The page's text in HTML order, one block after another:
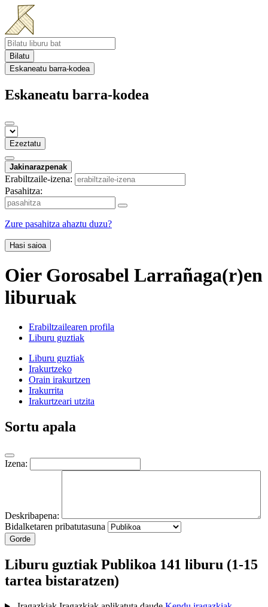
Bilatu
Eskaneatu barra-kodea
Eskaneatu barra-kodea
Ezeztatu
Jakinarazpenak
Erabiltzaile-izena:
Pasahitza:
Zure pasahitza ahaztu duzu?
Hasi saioa
Oier Gorosabel Larrañaga(r)en
liburuak
Erabiltzailearen profila
Liburu guztiak
Liburu guztiak
Irakurtzeko
Orain irakurtzen
Irakurrita
Irakurtzeari utzita
Sortu apala
Izena:
Deskribapena:
Bidalketaren pribatutasuna
Gorde
Liburu guztiakPublikoa 141 liburu (1-15
tartea bistaratzen)